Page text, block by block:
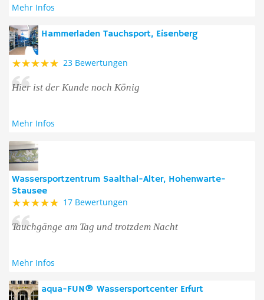
Mehr Infos
Hammerladen Tauchsport, Eisenberg
23 Bewertungen
Hier ist der Kunde noch König
Mehr Infos
Wassersportzentrum Saalthal-Alter, Hohenwarte-
Stausee
17 Bewertungen
Tauchgänge am Tag und trotzdem Nacht
Mehr Infos
aqua-FUN® Wassersportcenter Erfurt